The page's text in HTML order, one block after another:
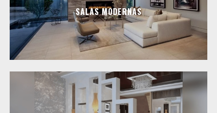
SALAS MODERNAS